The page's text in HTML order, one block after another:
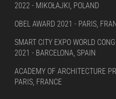
2022 - MIKOŁAJKI, POLAND
OBEL AWARD 2021 - PARIS,
SMART CITY EXPO WORLD
2021 - BARCELONA, SPAIN
ACADEMY OF ARCHITECTURE
PARIS, FRANCE